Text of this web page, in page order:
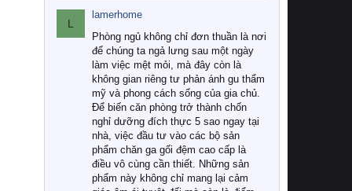
L
lamerhome
Phòng ngủ không chỉ đơn thuần là nơi
để chúng ta ngả lưng sau một ngày
làm việc mệt mỏi, mà đây còn là
không gian riêng tư phản ánh gu thẩm
mỹ và phong cách sống của gia chủ.
Để biến căn phòng trở thành chốn
nghỉ dưỡng đích thực 5 sao ngay tại
nhà, việc đầu tư vào các bộ sản
phẩm chăn ga gối đệm cao cấp là
điều vô cùng cần thiết. Những sản
phẩm này không chỉ mang lại cảm